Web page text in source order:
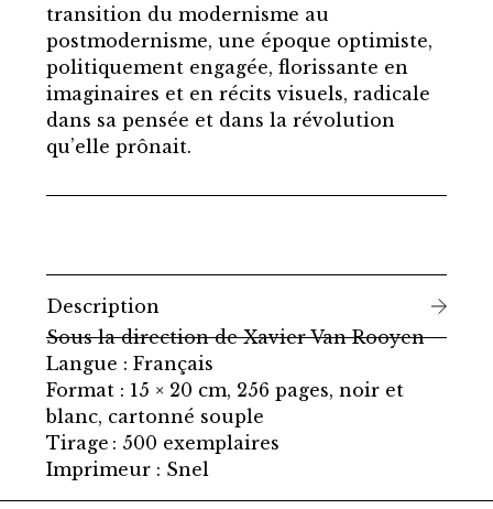
transition du modernisme au
postmodernisme, une époque optimiste,
politiquement engagée, florissante en
imaginaires et en récits visuels, radicale
dans sa pensée et dans la révolution
qu’elle prônait.
Description
Sous la direction de Xavier Van Rooyen
Langue : Français
Format : 15 × 20 cm, 256 pages, noir et
blanc, cartonné souple
Tirage : 500 exemplaires
Imprimeur : Snel